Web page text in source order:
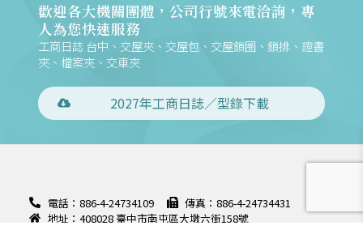
歡迎各大機關團體，公司行號來電洽詢，專
人為您快速服務
工商日誌 台中、交屋夾、交屋包、交屋鎖圈、鎖排、證書
夾、檔案夾、交車夾
2027年工商日誌／型錄下載
電話：886-4-24734109
傳真：886-4-24734431
地址：408028 臺中市南屯區大墩六街158號